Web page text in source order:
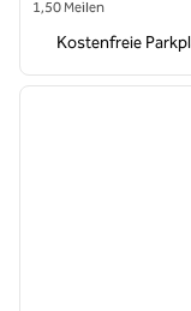
1,50 Meilen
Kostenfreie
1 von 11